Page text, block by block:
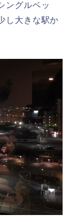
ングルベッ
し大きな駅か